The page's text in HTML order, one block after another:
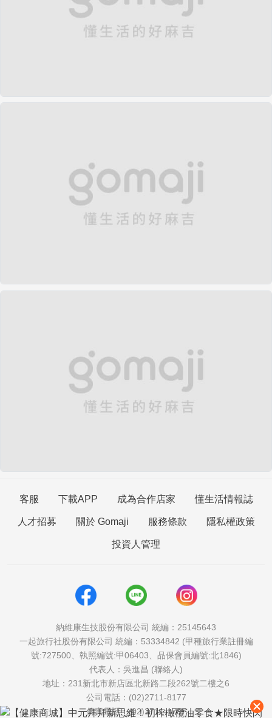
客服 下載APP 成為合作店家 懂生活情報誌
人才招募 關於 Gomaji 服務條款 隱私權政策
投資人管理
納維康生技股份有限公司 統編：25145643
一起旅行社股份有限公司 統編：53334842 (甲種旅行業註冊編
號:727500、執照編號:甲06403、品保會員編號:北1846)
代表人：吳進昌 (聯絡人)
地址：231新北市新店區北新路二段262號二樓之6
公司電話：(02)2711-8177
傳真電話：(02)2711-1757